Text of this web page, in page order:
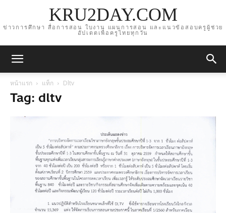
KRU2DAY.COM
ข่าวการศึกษา สื่อการสอน ใบงาน แผนการสอน และแนวข้อสอบครูผู้ช่วย
อัปเดตเพื่อครูไทยทุกวัน
หน้าแรก แท็ก Dltv
Tag: dltv